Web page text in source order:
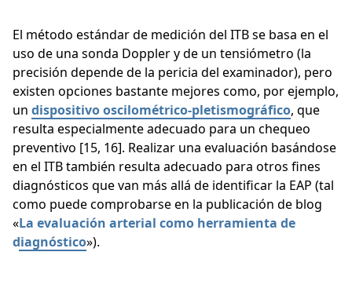
El método estándar de medición del ITB se basa en el
uso de una sonda Doppler y de un tensiómetro (la
precisión depende de la pericia del examinador), pero
existen opciones bastante mejores como, por ejemplo,
un dispositivooscilométrico-pletismográfico, que
resulta especialmente adecuado para un chequeo
preventivo [15, 16]. Realizar una evaluación basándose
en el ITB también resulta adecuado para otros fines
diagnósticos que van más allá de identificar la EAP (tal
como puede comprobarse en la publicación de blog
«La evaluación arterial como herramienta de
diagnóstico»).